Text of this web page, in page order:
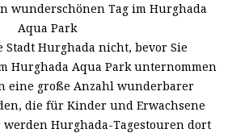
wunderschönen Tag im Hurghada
Aqua Park
Stadt Hurghada nicht, bevor Sie
Hurghada Aqua Park unternommen
eine große Anzahl wunderbarer
die für Kinder und Erwachsene
Hurghada-Tagestouren dort